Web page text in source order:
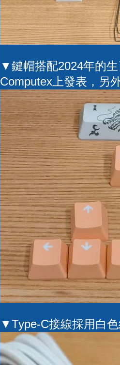
▼鍵帽搭配2024年的
Computex上發表，另
▼Type-C接線採用白